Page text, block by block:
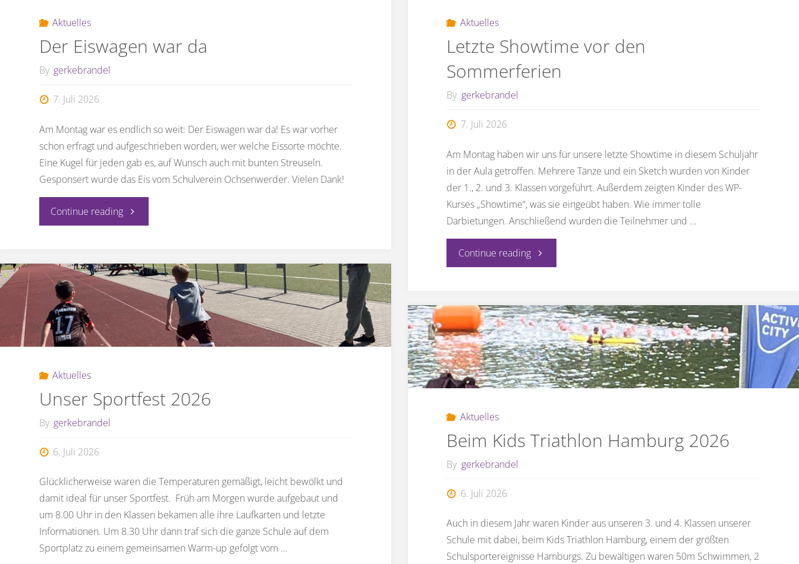
Aktuelles
Der Eiswagen war da
By gerkebrandel
7. Juli 2026
Am Montag war es endlich so weit: Der Eiswagen war da! Es war vorher
schon erfragt und aufgeschrieben worden, wer welche Eissorte möchte.
Eine Kugel für jeden gab es, auf Wunsch auch mit bunten Streuseln.
Gesponsert wurde das Eis vom Schulverein Ochsenwerder. Vielen Dank!
Continue reading"Der
war
Aktuelles
Letzte Showtime vor den
Sommerferien
By gerkebrandel
7. Juli 2026
Am Montag haben wir uns für unsere letzte Showtime in diesem Schuljahr
in der Aula getroffen. Mehrere Tänze und ein Sketch wurden von Kinder
der 1., 2. und 3. Klassen vorgeführt. Außerdem zeigten Kinder des WP-
Kurses „Showtime“, was sie eingeübt haben. Wie immer tolle
Darbietungen. Anschließend wurden die Teilnehmer und …
Continue reading"Letzte
vor
den
Sommerferien"
Aktuelles
Unser Sportfest 2026
By gerkebrandel
6. Juli 2026
Glücklicherweise waren die Temperaturen gemäßigt, leicht bewölkt und
damit ideal für unser Sportfest. Früh am Morgen wurde aufgebaut und
um 8.00 Uhr in den Klassen bekamen alle ihre Laufkarten und letzte
Informationen. Um 8.30 Uhr dann traf sich die ganze Schule auf dem
Sportplatz zu einem gemeinsamen Warm-up gefolgt vom …
Aktuelles
Beim Kids Triathlon Hamburg 2026
By gerkebrandel
6. Juli 2026
Auch in diesem Jahr waren Kinder aus unseren 3. und 4. Klassen unserer
Schule mit dabei, beim Kids Triathlon Hamburg, einem der größten
Schulsportereignisse Hamburgs. Zu bewältigen waren 50m Schwimmen, 2